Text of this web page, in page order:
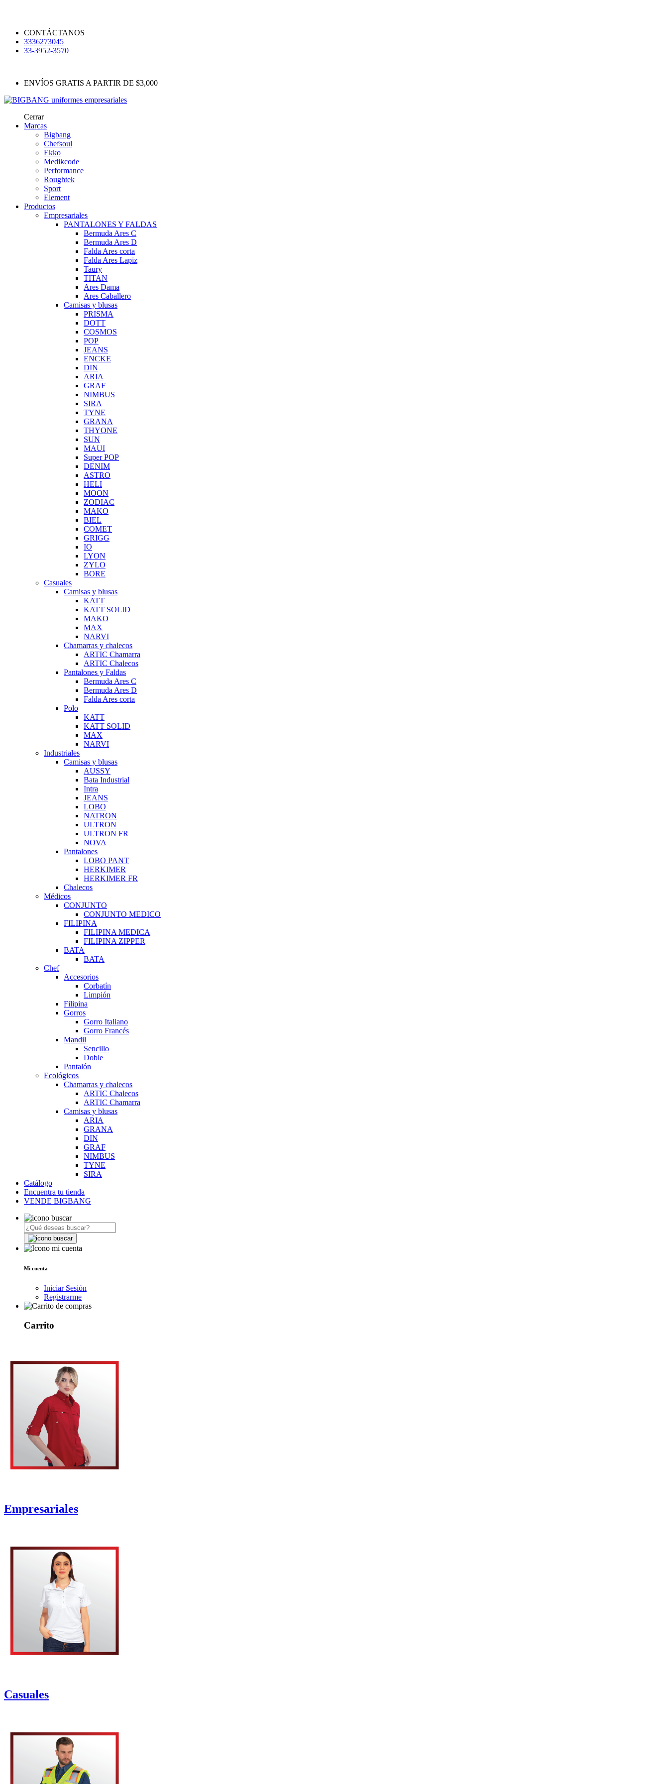
CONTÁCTANOS
3336273045
33-3952-3570
ENVÍOS GRATIS A PARTIR DE $3,000
Cerrar
Marcas
Bigbang
Chefsoul
Ekko
Medikcode
Performance
Roughtek
Sport
Element
Productos
Empresariales
PANTALONES Y FALDAS
Bermuda Ares C
Bermuda Ares D
Falda Ares corta
Falda Ares Lapiz
Taury
TITAN
Ares Dama
Ares Caballero
Camisas y blusas
PRISMA
DOTT
COSMOS
POP
JEANS
ENCKE
DIN
ARIA
GRAF
NIMBUS
SIRA
TYNE
GRANA
THYONE
SUN
MAUI
Super POP
DENIM
ASTRO
HELI
MOON
ZODIAC
MAKO
BIEL
COMET
GRIGG
IO
LYON
ZYLO
BORE
Casuales
Camisas y blusas
KATT
KATT SOLID
MAKO
MAX
NARVI
Chamarras y chalecos
ARTIC Chamarra
ARTIC Chalecos
Pantalones y Faldas
Bermuda Ares C
Bermuda Ares D
Falda Ares corta
Polo
KATT
KATT SOLID
MAX
NARVI
Industriales
Camisas y blusas
AUSSY
Bata Industrial
Intra
JEANS
LOBO
NATRON
ULTRON
ULTRON FR
NOVA
Pantalones
LOBO PANT
HERKIMER
HERKIMER FR
Chalecos
Médicos
CONJUNTO
CONJUNTO MEDICO
FILIPINA
FILIPINA MEDICA
FILIPINA ZIPPER
BATA
BATA
Chef
Accesorios
Corbatín
Limpión
Filipina
Gorros
Gorro Italiano
Gorro Francés
Mandil
Sencillo
Doble
Pantalón
Ecológicos
Chamarras y chalecos
ARTIC Chalecos
ARTIC Chamarra
Camisas y blusas
ARIA
GRANA
DIN
GRAF
NIMBUS
TYNE
SIRA
Catálogo
Encuentra tu tienda
VENDE BIGBANG
Mi cuenta
Iniciar Sesión
Registrarme
Carrito
Empresariales
Casuales